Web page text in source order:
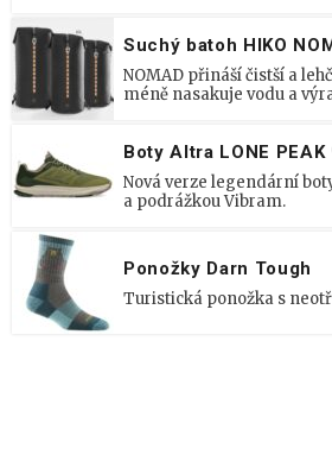
Suchý batoh HIKO
NOMAD přináší čistší a
méně nasakuje vodu a
Boty Altra LONE PEAK
Nová verze legendární
a podrážkou Vibram.
Ponožky Darn Tough
Turistická ponožka s